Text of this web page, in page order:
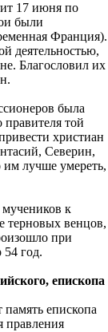
17 июня по
были
Франция).
деятельностью,
Благословил их
была
той
христиан
Северин,
им лучше умереть,
к
терновых венцов,
при
год.
епископа
память епископа
правления